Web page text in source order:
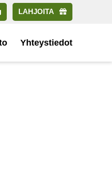
LAHJOITA
Yhteystiedot